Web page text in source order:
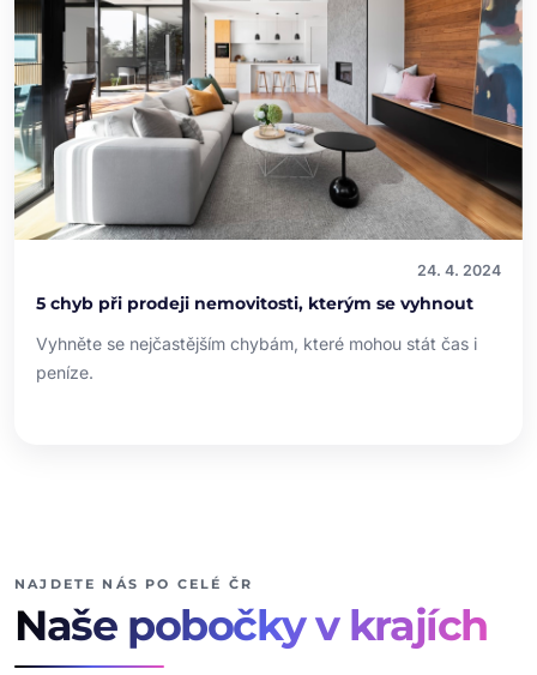
24. 4. 2024
5 chyb při prodeji nemovitosti, kterým se vyhnout
Vyhněte se nejčastějším chybám, které mohou stát čas i
peníze.
NAJDETE NÁS PO CELÉ ČR
Naše pobočky v krajích